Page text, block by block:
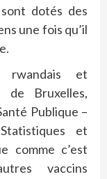
dotés des
une fois qu’il
rwandais et
de Bruxelles,
Publique –
et
comme c’est
vaccins